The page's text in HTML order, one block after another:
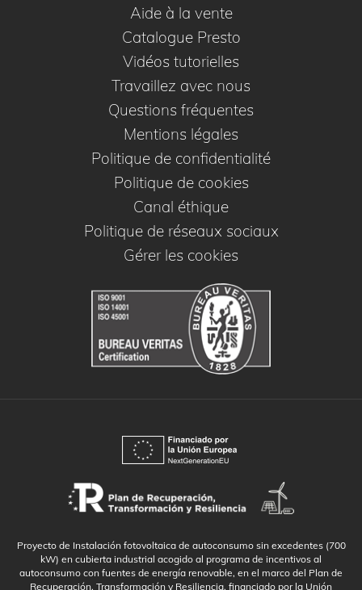
Aide à la vente
Catalogue Presto
Vidéos tutorielles
Travaillez avec nous
Questions fréquentes
Mentions légales
Politique de confidentialité
Politique de cookies
Canal éthique
Politique de réseaux sociaux
Gérer les cookies
Proyecto de Instalación fotovoltaica de autoconsumo sin excedentes (700
kW) en cubierta industrial acogido al programa de incentivos al
autoconsumo con fuentes de energía renovable, en el marco del Plan de
Recuperación, Transformación y Resiliencia, financiado por la Unión